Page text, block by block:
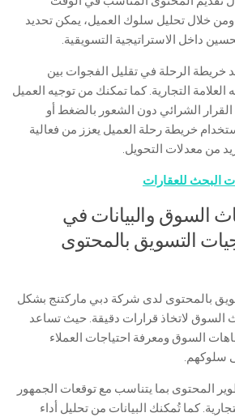
خلال تحليل سلوك العميل، يمكن تحديد
داخل الاستراتيجية التسويقية.
خريطة الرحلة في تقليل الفجوات بين
العلامة التجارية. كما تمكنك من توجيه العميل
الشرائي دون الشعور بالضغط أو
خريطة رحلة العميل يعزز من فعالية
من معدلات التحويل.
البحث للعقارات
السوق والبيانات في
التسويق بالمحتوى
بالمحتوى لدى شركة دبي ماركتنج بشكل
السوق لاتخاذ قرارات دقيقة. حيث تساعد
السوق ومعرفة احتياجات العملاء
سلوكهم.
المحتوى بما يتناسب مع توقعات الجمهور
كما تُمكنك البيانات من تحليل أداء